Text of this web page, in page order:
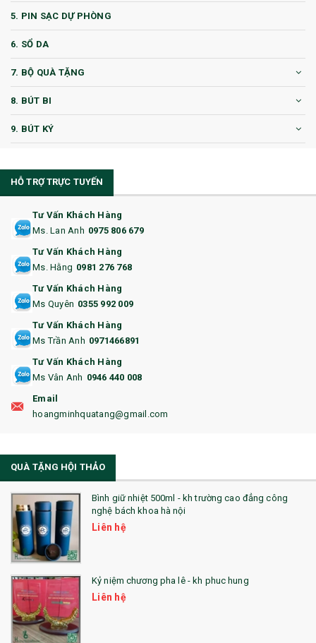
5. PIN SẠC DỰ PHÒNG
6. SỔ DA
7. BỘ QUÀ TẶNG
8. BÚT BI
9. BÚT KÝ
11. CỐC/BÌNH GIỮ NHIỆT
12. BÌNH NƯỚC
14. HỘP/VÍ ĐỰNG NAMECARD
15. BỘ BẤM MÓNG
16. BAO HỘ CHIẾU
18. ẤM CHÉN QUÀ TẶNG
19. ĐỒNG HỒ TREO TƯỜNG
22. ĐỒNG HỒ ĐỂ BÀN
23. QÙA TẶNG ĐỘC ĐÁO
24. QÙA TẶNG PHA LÊ
25. QUÀ TẶNG GLASSLOCK
26. QUÀ TẶNG LUMINARC
28. BỘ ĐỒ ĂN CAO CẤP
29. MÓC KHOÁ
HỖ TRỢ TRỰC TUYẾN
Tư Vấn Khách Hàng
Ms. Lan Anh 0975 806 679
Tư Vấn Khách Hàng
Ms. Hằng 0981 276 768
Tư Vấn Khách Hàng
Ms Quyên 0355 992 009
Tư Vấn Khách Hàng
Ms Trần Anh 0971466891
Tư Vấn Khách Hàng
Ms Vân Anh 0946 440 008
Email
hoangminhquatang@gmail.com
QUÀ TẶNG HỘI THẢO
Bình giữ nhiệt 500ml - kh trường cao đẳng công
nghệ bách khoa hà nội
Liên hệ
Kỷ niệm chương pha lê - kh phuc hung
Liên hệ